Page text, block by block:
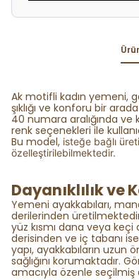
Ak motifli kadın yemeni,
şıklığı ve konforu bir
40 numara aralığında ve
renk seçenekleri ile
Bu model, isteğe bağlı
özelleştirilebilmektedir.
Dayanıklılık ve
Yemeni ayakkabıları,
derilerinden
yüz kısmı dana veya
derisinden ve iç tabanı
yapı, ayakkabıların uzun
sağlığını korumaktadır.
amacıyla özenle